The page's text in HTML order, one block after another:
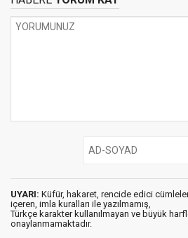
UYARI: Küfür, hakaret, rencide edici
içeren, imla kuralları ile yazılmamış,
Türkçe karakter kullanılmayan ve büyük
onaylanmamaktadır.